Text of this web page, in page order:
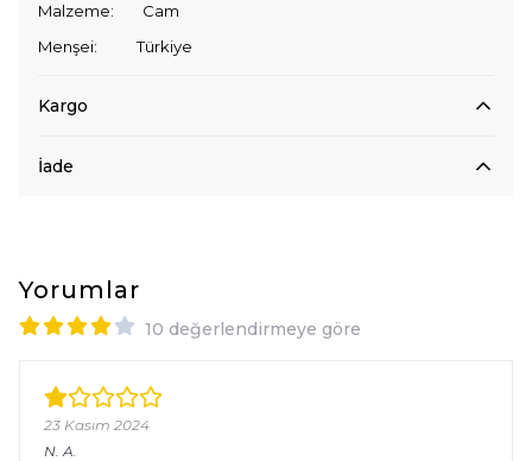
Malzeme: Cam
Menşei: Türkiye
Kargo
İade
Yorumlar
10 değerlendirmeye göre
23 Kasım 2024
N. A.